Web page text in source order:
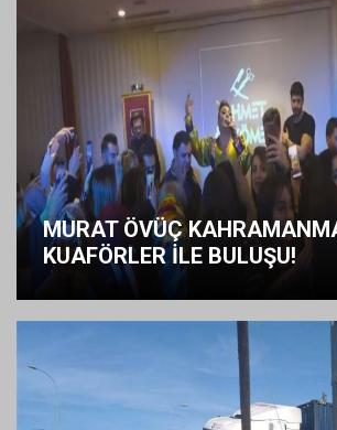
MURAT ÖVÜÇ
KUAFÖRLER İLE BULUŞU!